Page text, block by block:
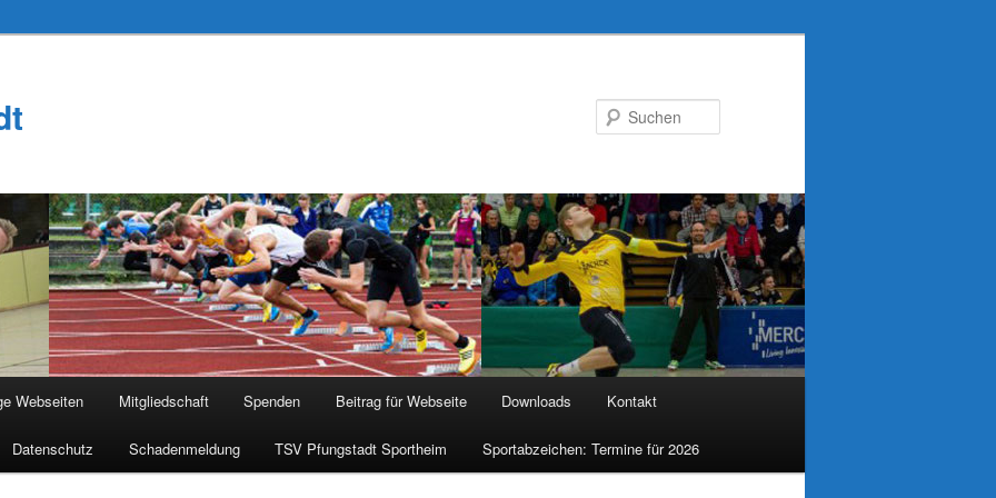
Webseiten Mitgliedschaft Spenden Beitrag für Webseite Downloads Kontakt
Datenschutz Schadenmeldung TSV Pfungstadt Sportheim Sportabzeichen: Termine für 2026